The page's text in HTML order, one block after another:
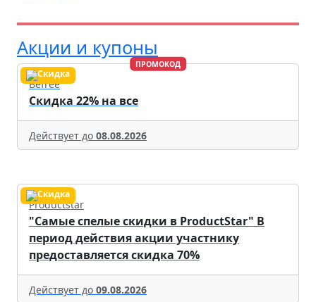
Акции и купоны
ПРОМОКОД
Befree
Скидка 22% на все
Действует до 08.08.2026
Productstar
"Самые спелые скидки в ProductStar" В
период действия акции участнику
предоставляется скидка 70%
Действует до 09.08.2026